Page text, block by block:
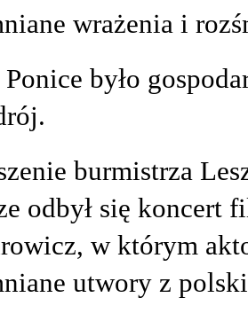
wrażenia i
Ponice było
burmistrza
odbył się koncert
w którym
utwory z